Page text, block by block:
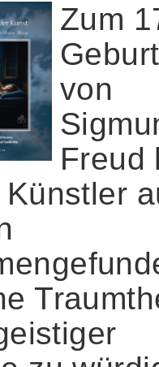
Zum
von
Freud